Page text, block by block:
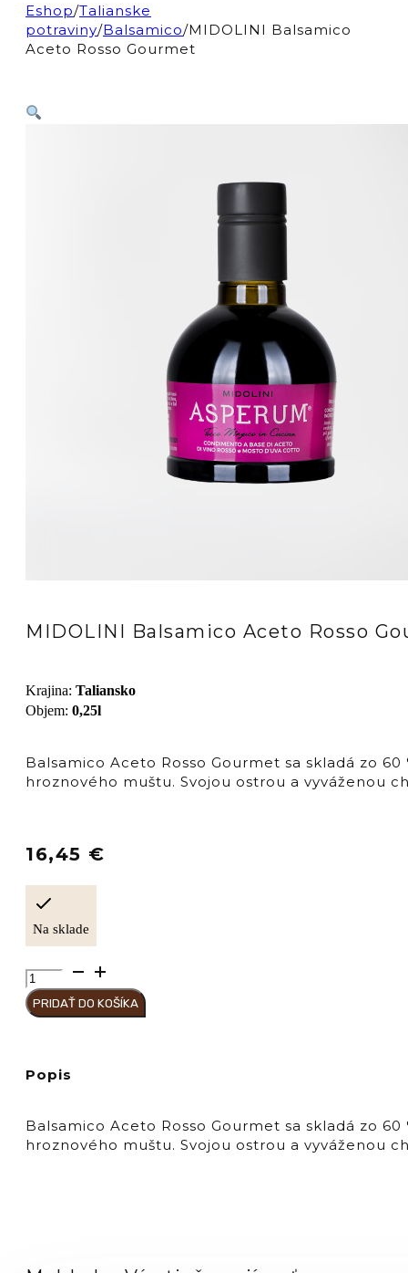
Eshop/Talianske
potraviny/Balsamico/MIDOLINI Balsamico
Aceto Rosso Gourmet
MIDOLINI Balsamico Aceto Rosso
Krajina: Taliansko
Objem: 0,25l
Balsamico Aceto Rosso Gourmet sa skladá zo
hroznového muštu. Svojou ostrou a vyváženou
16,45 €
Na sklade
množstvo
MIDOLINI
Balsamico
Gourmet
PRIDAŤ DO KOŠÍKA
Popis
Balsamico Aceto Rosso Gourmet sa skladá zo
hroznového muštu. Svojou ostrou a vyváženou